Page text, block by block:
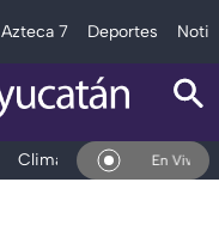
Azteca 7 Deportes
Clima DeportesEn Vivo